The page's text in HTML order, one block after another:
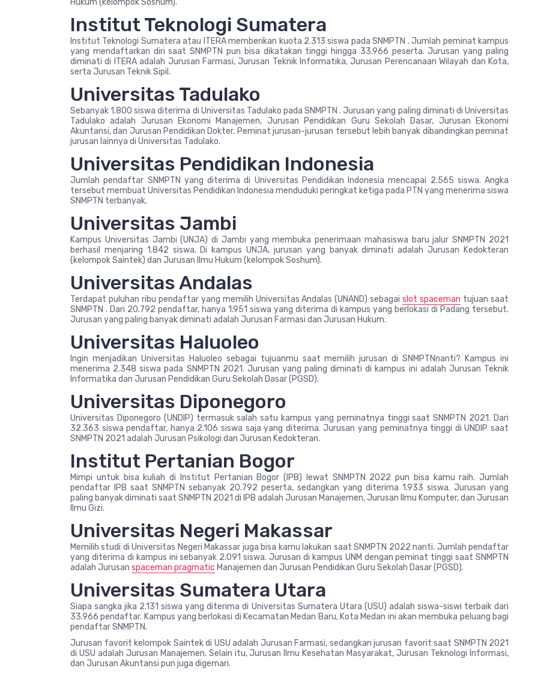
Hukum (kelompok Soshum).
Institut Teknologi Sumatera
Institut Teknologi Sumatera atau ITERA memberikan kuota 2.313 siswa pada SNMPTN . Jumlah peminat kampus
yang mendaftarkan diri saat SNMPTN pun bisa dikatakan tinggi hingga 33.966 peserta. Jurusan yang paling
diminati di ITERA adalah Jurusan Farmasi, Jurusan Teknik Informatika, Jurusan Perencanaan Wilayah dan Kota,
serta Jurusan Teknik Sipil.
Universitas Tadulako
Sebanyak 1.800 siswa diterima di Universitas Tadulako pada SNMPTN . Jurusan yang paling diminati di Universitas
Tadulako adalah Jurusan Ekonomi Manajemen, Jurusan Pendidikan Guru Sekolah Dasar, Jurusan Ekonomi
Akuntansi, dan Jurusan Pendidikan Dokter. Peminat jurusan-jurusan tersebut lebih banyak dibandingkan peminat
jurusan lainnya di Universitas Tadulako.
Universitas Pendidikan Indonesia
Jumlah pendaftar SNMPTN yang diterima di Universitas Pendidikan Indonesia mencapai 2.565 siswa. Angka
tersebut membuat Universitas Pendidikan Indonesia menduduki peringkat ketiga pada PTN yang menerima siswa
SNMPTN terbanyak.
Universitas Jambi
Kampus Universitas Jambi (UNJA) di Jambi yang membuka penerimaan mahasiswa baru jalur SNMPTN 2021
berhasil menjaring 1.842 siswa. Di kampus UNJA, jurusan yang banyak diminati adalah Jurusan Kedokteran
(kelompok Saintek) dan Jurusan Ilmu Hukum (kelompok Soshum).
Universitas Andalas
Terdapat puluhan ribu pendaftar yang memilih Universitas Andalas (UNAND) sebagaislot spaceman tujuan saat
SNMPTN . Dari 20.792 pendaftar, hanya 1.951 siswa yang diterima di kampus yang berlokasi di Padang tersebut.
Jurusan yang paling banyak diminati adalah Jurusan Farmasi dan Jurusan Hukum.
Universitas Haluoleo
Ingin menjadikan Universitas Haluoleo sebagai tujuanmu saat memilih jurusan di SNMPTNnanti? Kampus ini
menerima 2.348 siswa pada SNMPTN 2021. Jurusan yang paling diminati di kampus ini adalah Jurusan Teknik
Informatika dan Jurusan Pendidikan Guru Sekolah Dasar (PGSD).
Universitas Diponegoro
Universitas Diponegoro (UNDIP) termasuk salah satu kampus yang peminatnya tinggi saat SNMPTN 2021. Dari
32.363 siswa pendaftar, hanya 2.106 siswa saja yang diterima. Jurusan yang peminatnya tinggi di UNDIP saat
SNMPTN 2021 adalah Jurusan Psikologi dan Jurusan Kedokteran.
Institut Pertanian Bogor
Mimpi untuk bisa kuliah di Institut Pertanian Bogor (IPB) lewat SNMPTN 2022 pun bisa kamu raih. Jumlah
pendaftar IPB saat SNMPTN sebanyak 20.792 peserta, sedangkan yang diterima 1.933 siswa. Jurusan yang
paling banyak diminati saat SNMPTN 2021 di IPB adalah Jurusan Manajemen, Jurusan Ilmu Komputer, dan Jurusan
Ilmu Gizi.
Universitas Negeri Makassar
Memilih studi di Universitas Negeri Makassar juga bisa kamu lakukan saat SNMPTN 2022 nanti. Jumlah pendaftar
yang diterima di kampus ini sebanyak 2.091 siswa. Jurusan di kampus UNM dengan peminat tinggi saat SNMPTN
adalah Jurusan spaceman pragmatic Manajemen dan Jurusan Pendidikan Guru Sekolah Dasar (PGSD).
Universitas Sumatera Utara
Siapa sangka jika 2.131 siswa yang diterima di Universitas Sumatera Utara (USU) adalah siswa-siswi terbaik dari
33.966 pendaftar. Kampus yang berlokasi di Kecamatan Medan Baru, Kota Medan ini akan membuka peluang bagi
pendaftar SNMPTN.
Jurusan favorit kelompok Saintek di USU adalah Jurusan Farmasi, sedangkan jurusan favorit saat SNMPTN 2021
di USU adalah Jurusan Manajemen. Selain itu, Jurusan Ilmu Kesehatan Masyarakat, Jurusan Teknologi Informasi,
dan Jurusan Akuntansi pun juga digemari.